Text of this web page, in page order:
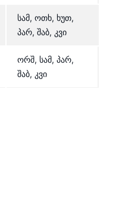
სამ, ოთხ, ხუთ,
პარ, შაბ, კვი
ორშ, სამ, პარ,
შაბ, კვი